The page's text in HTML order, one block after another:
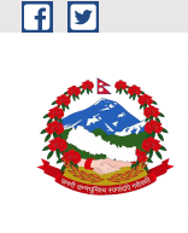
Skip to main content